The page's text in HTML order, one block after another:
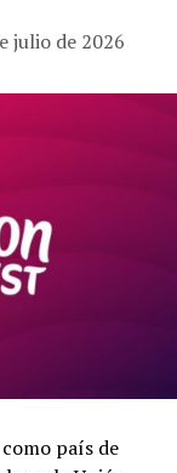
julio de 2026
país de